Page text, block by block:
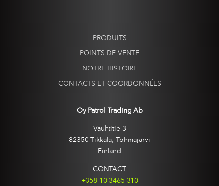
PRODUITS
POINTS DE VENTE
NOTRE HISTOIRE
CONTACTS ET COORDONNÉES
Oy Patrol Trading Ab
Vauhtitie 3
82350 Tikkala, Tohmajärvi
Finland
CONTACT
+358 10 3465 310